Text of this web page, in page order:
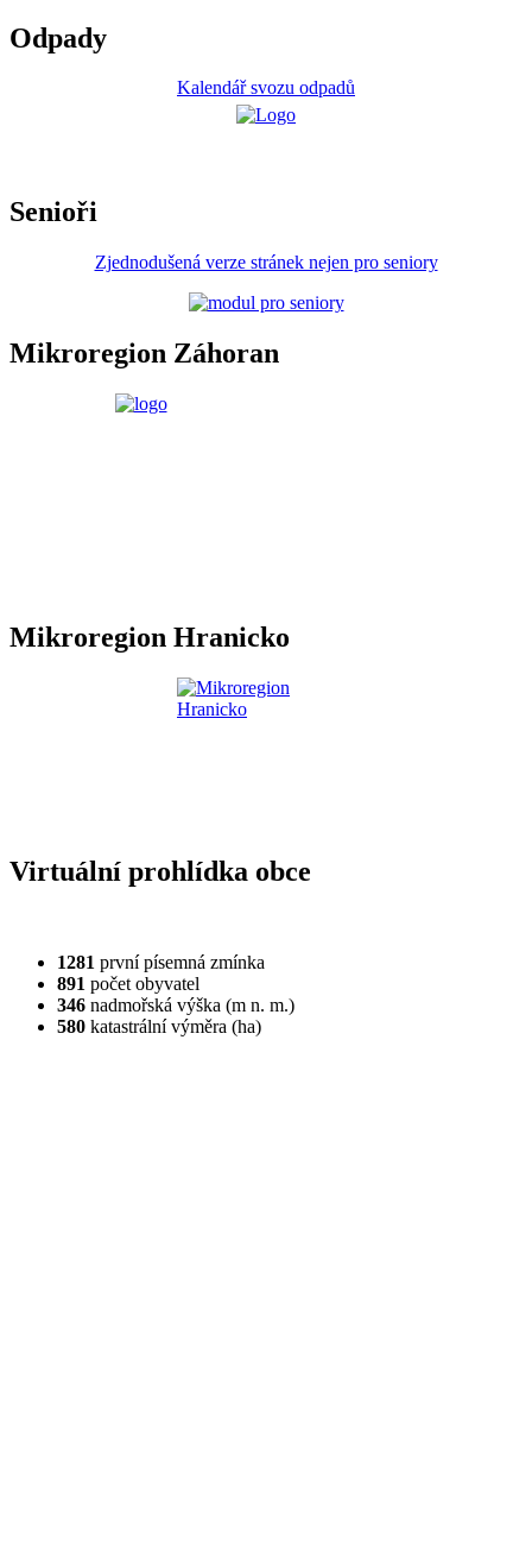
Odpady
Kalendář svozu odpadů
Senioři
Zjednodušená verze stránek nejen pro seniory
Mikroregion Záhoran
Mikroregion Hranicko
Virtuální prohlídka obce
1281 první písemná zmínka
891 počet obyvatel
346 nadmořská výška (m n. m.)
580 katastrální výměra (ha)